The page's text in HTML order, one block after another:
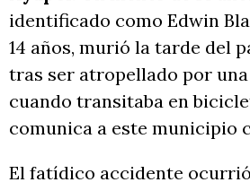
identificado como Edwin
14 años, murió la tarde del
tras ser atropellado por
cuando transitaba en
comunica a este municipio
El fatídico accidente